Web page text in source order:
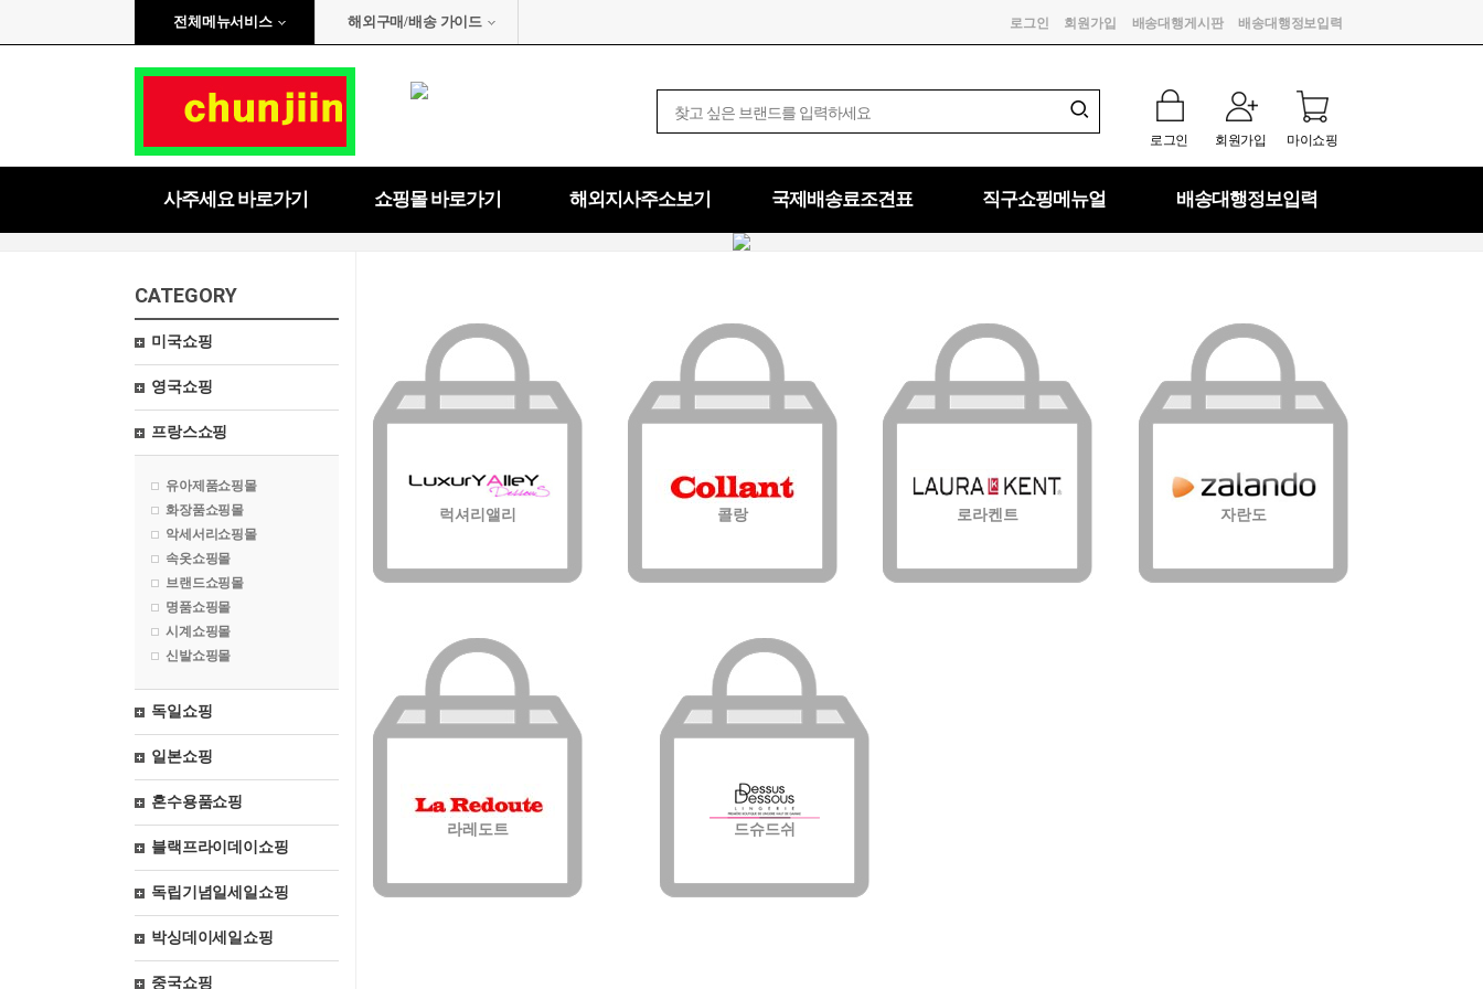
전체메뉴서비스 해외구매/배송 가이드 로그인 회원가입 배송대행게시판 배송대행정보입력
로그인 회원가입 마이쇼핑
사주세요 바로가기 쇼핑몰 바로가기 해외지사주소보기 국제배송료조견표 직구쇼핑메뉴얼 배송대행정보입력
CATEGORY
미국쇼핑
영국쇼핑
프랑스쇼핑
유아제품쇼핑몰
화장품쇼핑몰
악세서리쇼핑몰
속옷쇼핑몰
브랜드쇼핑몰
명품쇼핑몰
시계쇼핑몰
신발쇼핑몰
독일쇼핑
일본쇼핑
혼수용품쇼핑
블랙프라이데이쇼핑
독립기념일세일쇼핑
박싱데이세일쇼핑
중국쇼핑
럭셔리앨리 콜랑 로라켄트 자란도
라레도트 드슈드쉬